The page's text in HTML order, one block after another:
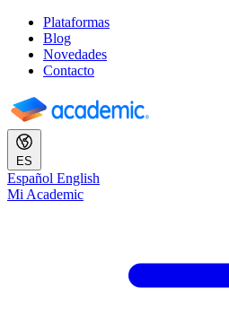
Plataformas
Blog
Novedades
Contacto
ES
Español English
Mi Academic